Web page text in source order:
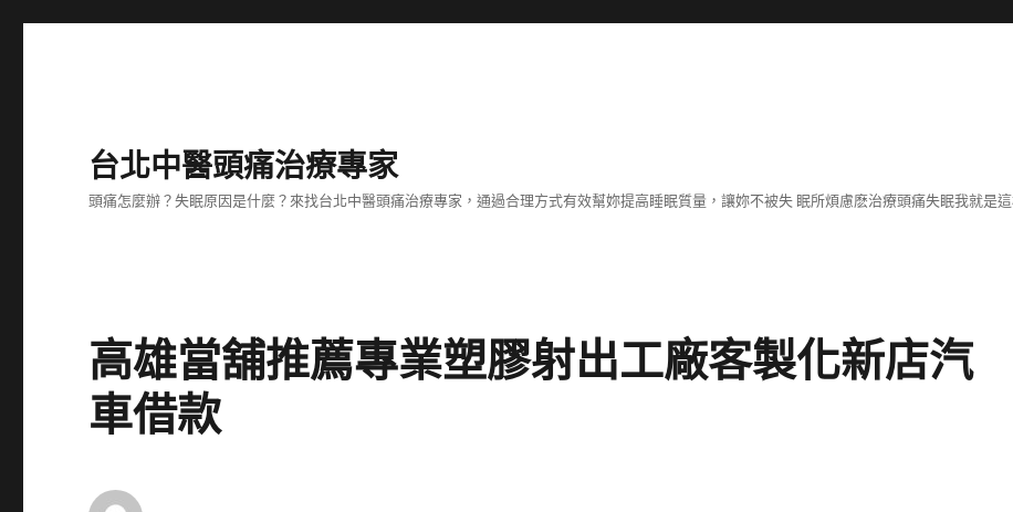
台北中醫頭痛治療專家
頭痛怎麼辦？失眠原因是什麼？來找台北中醫頭痛治療專家，通過合理方式有效幫妳提高睡眠質量，讓妳不被失 眠所煩慮麽治療頭痛失眠我就是
高雄當舖推薦專業塑膠射出工廠客製化新店汽
車借款